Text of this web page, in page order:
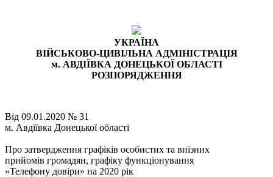
УКРАЇНА
ВІЙСЬКОВО-ЦИВІЛЬНА АДМІНІСТРАЦІЯ
м. АВДІЇВКА ДОНЕЦЬКОЇ ОБЛАСТІ
РОЗПОРЯДЖЕННЯ
Від 09.01.2020 № 31
м. Авдіївка Донецької області
Про затвердження графіків особистих та виїзних
прийомів громадян, графіку функціонування
«Телефону довіри» на 2020 рік